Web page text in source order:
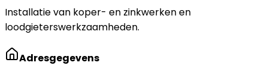
Installatie van koper- en zinkwerken en
loodgieterswerkzaamheden.
Adresgegevens